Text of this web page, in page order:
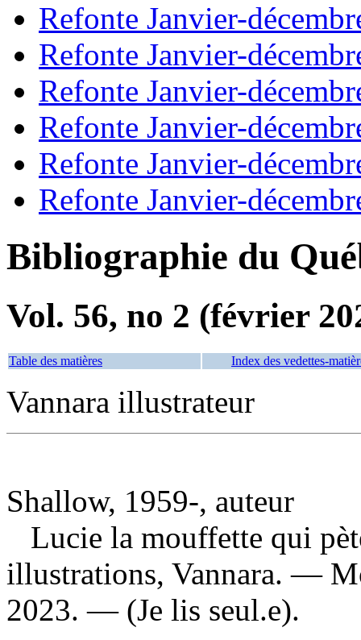
Refonte Janvier-
Refonte Janvier-
Refonte Janvier-
Refonte Janvier-
Refonte Janvier-
Refonte Janvier-
Bibliographie du
Vol. 56, no 2 (février
Table des matières Index des vedettes-
Vannara illustrateur
Shallow, 1959-, auteur
Lucie la mouffette qui
illustrations, Vannara. —
2023. — (Je lis seul.e).